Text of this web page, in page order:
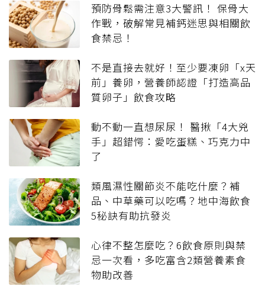
預防骨鬆需注意3大警訊！ 保骨大
作戰，破解常見補鈣迷思與相關飲
食禁忌！
不是直接去就好！至少要凍卵「x天
前」養卵，營養師認證「打造高品
質卵子」飲食攻略
動不動一直想尿尿！ 醫揪「4大兇
手」超錯愕：愛吃蛋糕、巧克力中
了
類風濕性關節炎不能吃什麼？補
品、中草藥可以吃嗎？地中海飲食
5秘訣有助抗發炎
心律不整怎麼吃？6飲食原則與禁
忌一次看，多吃富含2類營養素食
物助改善